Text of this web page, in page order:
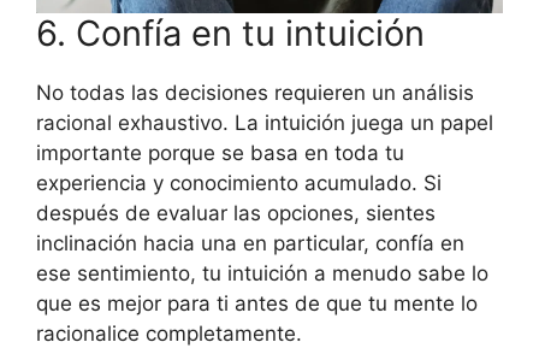
6. Confía en tu intuición
No todas las decisiones requieren un análisis
racional exhaustivo. La intuición juega un papel
importante porque se basa en toda tu
experiencia y conocimiento acumulado. Si
después de evaluar las opciones, sientes
inclinación hacia una en particular, confía en
ese sentimiento, tu intuición a menudo sabe lo
que es mejor para ti antes de que tu mente lo
racionalice completamente.